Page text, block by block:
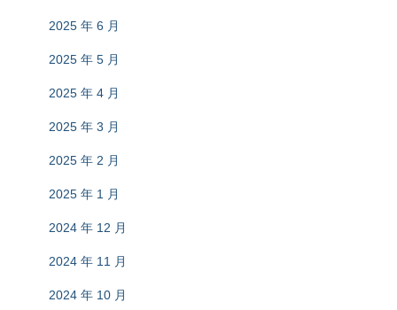
2025 年 6 月
2025 年 5 月
2025 年 4 月
2025 年 3 月
2025 年 2 月
2025 年 1 月
2024 年 12 月
2024 年 11 月
2024 年 10 月